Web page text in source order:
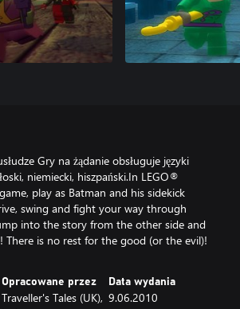
Gry na żądanie obsługuje języki
niemiecki, hiszpański.In LEGO®
play as Batman and his sidekick
swing and fight your way through
into the story from the other side and
There is no rest for the good (or the evil)!
Opracowane przez
Traveller's Tales (UK),
Data wydania
9.06.2010